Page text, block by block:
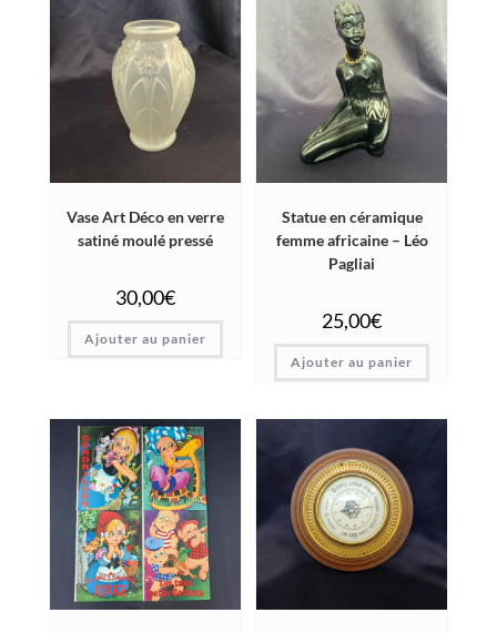
Vase Art Déco en verre
satiné moulé pressé
30,00€
Ajouter au panier
Statue en céramique
femme africaine – Léo
Pagliai
25,00€
Ajouter au panier